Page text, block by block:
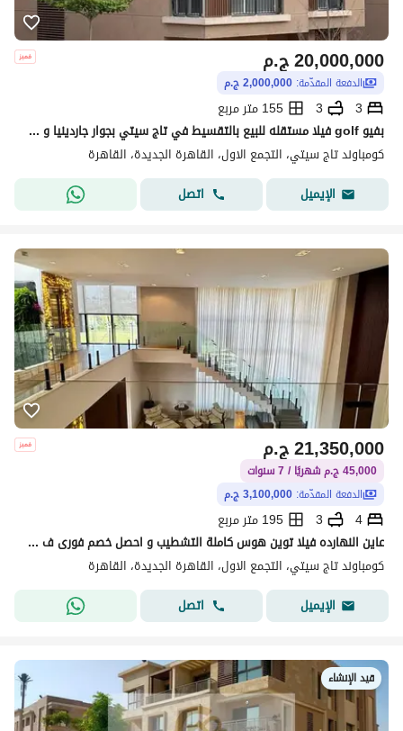
ج.م20,000,000
الدفعة المقدّمة: 2,000,000 ج.م
3
3
155 متر مربع
بفيو golf فيلا مستقله للبيع بالتقسيط في تاج سيتي بجوار جاردينيا و سيتي سنتر الماظة علي طريق السويس دقائق من مصر الجديدة و مدينة نصر و التجمع و سوان لي
كومباوند تاج سيتي، التجمع الاول، القاهرة الجديدة، القاهرة
الإيميل
اتصل
ج.م21,350,000
45,000 ج.م شهريًا / 7 سنوات
الدفعة المقدّمة: 3,100,000 ج.م
4
3
195 متر مربع
عاين النهارده فيلا توين هوس كاملة التشطيب و احصل خصم فورى ف تاج سيتي أطلاله خياليه سنترال بارك خصوصيه كامله بجوار سوان ليك الرحاب بالقرب من سوديك
كومباوند تاج سيتي، التجمع الاول، القاهرة الجديدة، القاهرة
الإيميل
اتصل
قيد الإنشاء